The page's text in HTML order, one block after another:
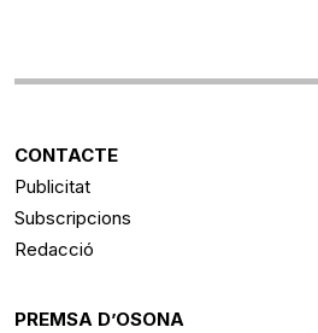
CONTACTE
Publicitat
Subscripcions
Redacció
PREMSA D’OSONA